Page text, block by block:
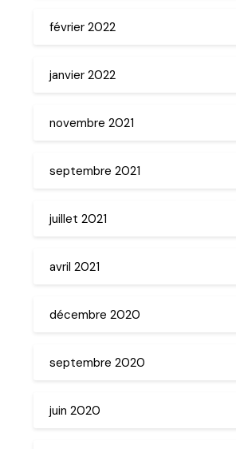
février 2022
janvier 2022
novembre 2021
septembre 2021
juillet 2021
avril 2021
décembre 2020
septembre 2020
juin 2020